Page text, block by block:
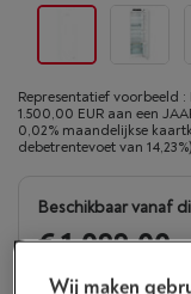
Representatief voorbeeld :
1.500,00 EUR aan een
0,02% maandelijkse
debetrentevoet van
Beschikbaar vanaf
€ 1.099,00
Of 24 betalingen
Wij maken